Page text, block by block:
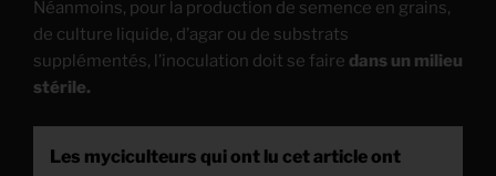
Néanmoins, pour la production de semence en grains,
de culture liquide, d’agar ou de substrats
supplémentés, l’inoculation doit se faire dans un milieu
stérile.
Les myciculteurs qui ont lu cet article ont